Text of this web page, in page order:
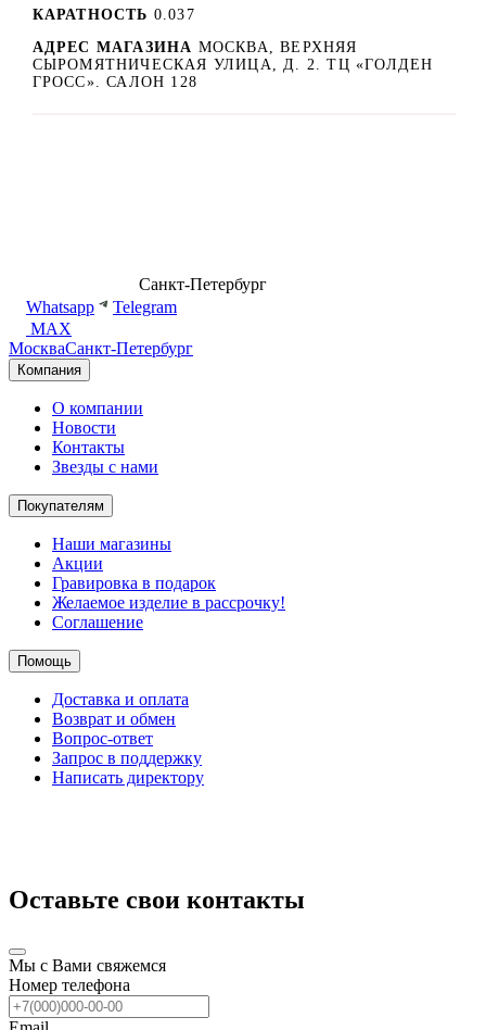
КАРАТНОСТЬ 0.037
АДРЕС МАГАЗИНА МОСКВА, ВЕРХНЯЯ
СЫРОМЯТНИЧЕСКАЯ УЛИЦА, Д. 2. ТЦ «ГОЛДЕН
ГРОСС». САЛОН 128
Санкт-Петербург
Whatsapp
Telegram
MAX
МоскваСанкт-Петербург
Компания
О компании
Новости
Контакты
Звезды с нами
Покупателям
Наши магазины
Акции
Гравировка в подарок
Желаемое изделие в рассрочку!
Соглашение
Помощь
Доставка и оплата
Возврат и обмен
Вопрос-ответ
Запрос в поддержку
Написать директору
Оставьте свои контакты
Мы с Вами свяжемся
Номер телефона